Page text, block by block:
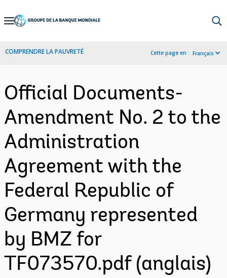
Skip
Navigation
COMPRENDRE LA PAUVRETÉ Cette page en : Français
Official Documents-
Amendment No. 2 to the
Administration
Agreement with the
Federal Republic of
Germany represented
by BMZ for
TF073570.pdf (anglais)